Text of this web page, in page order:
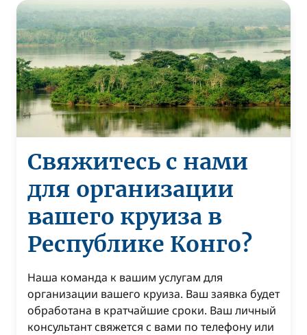
Свяжитесь с нами
для организации
вашего круиза в
Республике Конго?
Наша команда к вашим услугам для
организации вашего круиза. Ваш заявка будет
обработана в кратчайшие сроки. Ваш личный
консультант свяжется с вами по телефону или